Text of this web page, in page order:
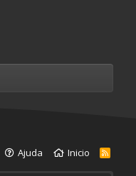
Ajuda Inicio
R